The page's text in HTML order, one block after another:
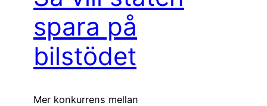
spara på
bilstödet
Mer konkurrens mellan